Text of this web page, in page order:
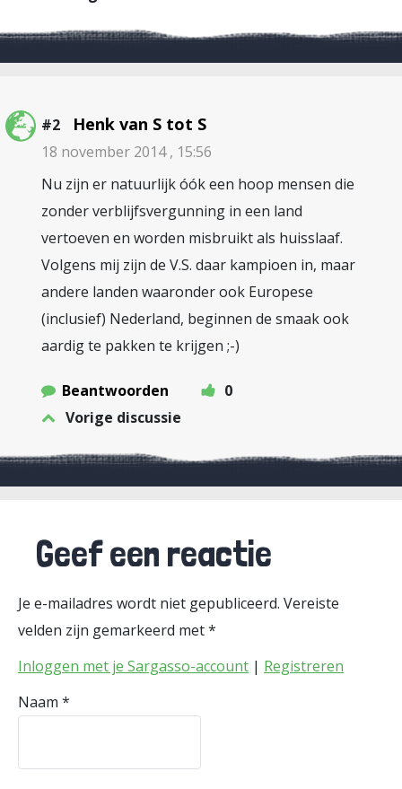
#2 Henk van S tot S
18 november 2014 , 15:56
Nu zijn er natuurlijk óók een hoop mensen die
zonder verblijfsvergunning in een land
vertoeven en worden misbruikt als huisslaaf.
Volgens mij zijn de V.S. daar kampioen in, maar
andere landen waaronder ook Europese
(inclusief) Nederland, beginnen de smaak ook
aardig te pakken te krijgen ;-)
Beantwoorden
0
Vorige discussie
Geef een reactie
Je e-mailadres wordt niet gepubliceerd. Vereiste
velden zijn gemarkeerd met*
Inloggen met je Sargasso-account | Registreren
Naam *